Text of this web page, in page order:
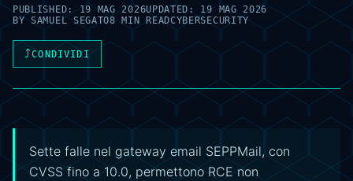
PUBLISHED:19 MAG 2026UPDATED: 19 MAG 2026
BYSAMUEL SEGATO8 MIN READCYBERSECURITY
⤴CONDIVIDI
Sette falle nel gateway email SEPPMail, con
CVSS fino a 10.0, permettono RCE non